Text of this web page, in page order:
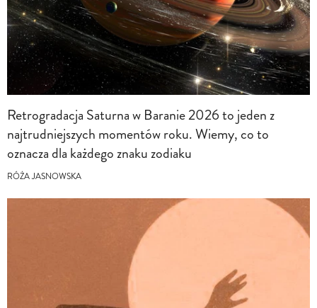
Retrogradacja Saturna w Baranie 2026 to jeden z
najtrudniejszych momentów roku. Wiemy, co to
oznacza dla każdego znaku zodiaku
RÓŻA JASNOWSKA